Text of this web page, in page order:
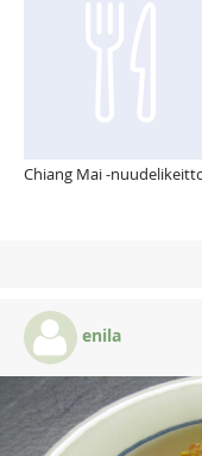
Chiang Mai -
enila